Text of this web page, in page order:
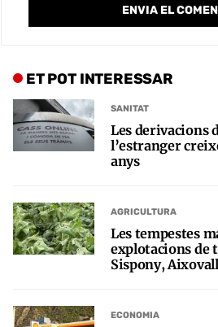
ET POT INTERESSAR
SANITAT
Les derivacions
l’estranger
anys
AGRICULTURA
Les tempestes
explotacions de
Sispony,
ECONOMIA